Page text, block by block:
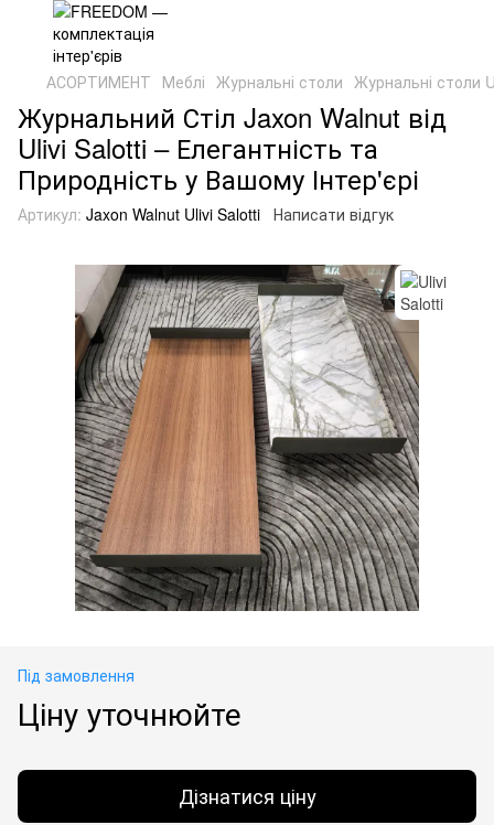
АСОРТИМЕНТ Меблі Журнальні столи Журнальні столи
Журнальний Стіл Jaxon Walnut від
Ulivi Salotti – Елегантність та
Природність у Вашому Інтер'єрі
Артикул: Jaxon Walnut Ulivi Salotti Написати відгук
Під замовлення
Ціну уточнюйте
Дізнатися ціну